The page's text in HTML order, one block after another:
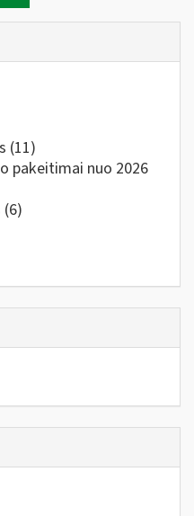
(11)
pakeitimai nuo 2026
(6)